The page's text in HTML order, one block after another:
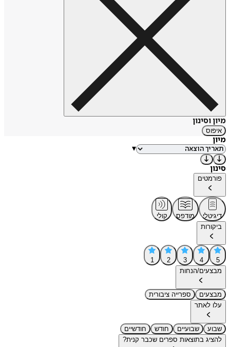
מיון וסינון
איפוס
מיון
▾
סינון
פורמטים
דיגיטלי מודפס
קולי
ביקורות
5
4
3
2
1
מבצעים/הנחות
מבצעים
ספרייה ציבורית
עלו לאתר
שבוע שבועיים חודש
חודשיים
להציג בתוצאות ספרים שכבר קנית?